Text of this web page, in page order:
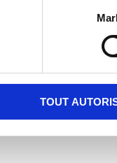
TOUT